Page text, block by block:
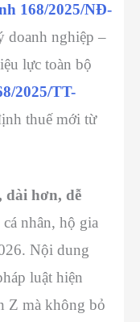
168/2025/NĐ-
doanh nghiệp –
lực toàn bộ
2025/TT-
thuế mới từ
dài hơn, dễ
nhân, hộ gia
Nội dung
luật hiện
Z mà không bỏ